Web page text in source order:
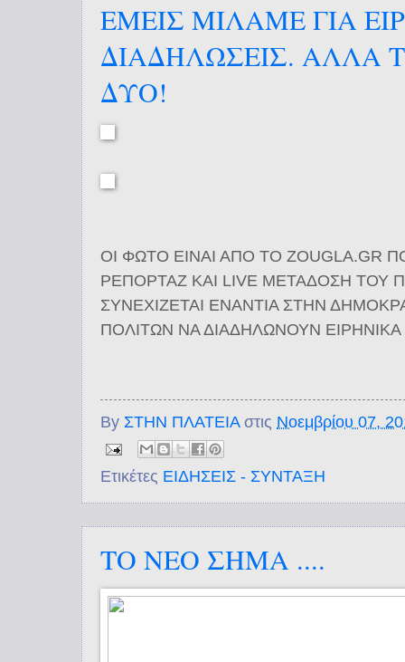
ΕΜΕΙΣ ΜΙΛΑΜΕ ΓΙΑ
ΔΙΑΔΗΛΩΣΕΙΣ. ΑΛΛΑ
ΔΥΟ!
ΟΙ ΦΩΤΟ ΕΙΝΑΙ ΑΠΟ ΤΟ ZOUGLA.GR
ΡΕΠΟΡΤΑΖ ΚΑΙ LIVE ΜΕΤΑΔΟΣΗ ΤΟΥ
ΣΥΝΕΧΙΖΕΤΑΙ ΕΝΑΝΤΙΑ ΣΤΗΝ
ΠΟΛΙΤΩΝ ΝΑ ΔΙΑΔΗΛΩΝΟΥΝ ΕΙΡΗΝΙΚΑ
By ΣΤΗΝ ΠΛΑΤΕΙΑ στις Νοεμβρίου 07,
Ετικέτες ΕΙΔΗΣΕΙΣ - ΣΥΝΤΑΞΗ
ΤΟ ΝΕΟ ΣΗΜΑ ....